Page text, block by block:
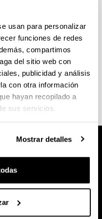
usan para personalizar
funciones de redes
compartimos
del sitio web con
publicidad y análisis
con otra información
hayan recopilado a
sus servicios.
Mostrar detalles
601 3536